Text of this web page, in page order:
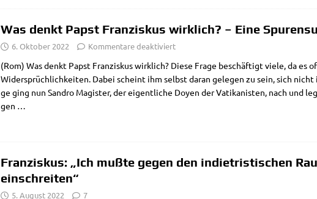
Was denkt Papst Franziskus wirklich? – Eine
6. Oktober 2022 Kommentare deaktiviert
(Rom) Was denkt Papst Fran­zis­kus wirk­lich? Die­se Fra­ge beschäf­tigt vie­le, da es
Wider­sprüch­lich­kei­ten. Dabei scheint ihm selbst dar­an gele­gen zu sein, sich nicht
ge ging nun San­dro Magi­ster, der eigent­li­che Doy­en der Vati­ka­ni­sten, nach und
gen …
Franziskus: „Ich mußte gegen den indietristischen
einschreiten“
5. August 2022 7